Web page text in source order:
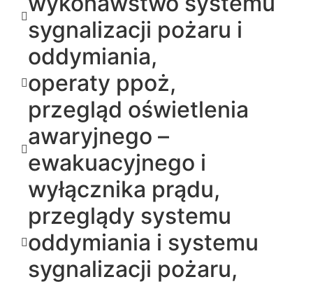
sygnalizacji pożaru i
oddymiania,
operaty ppoż,
przegląd oświetlenia
awaryjnego –
ewakuacyjnego i
wyłącznika prądu,
przeglądy systemu
oddymiania i systemu
sygnalizacji pożaru,